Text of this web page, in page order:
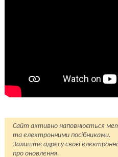
Сайт активно наповнюється
та електронними посібниками.
Залиште адресу своєї
про оновлення.